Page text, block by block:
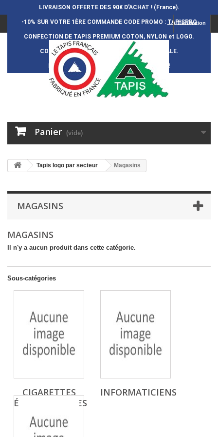
LIVRAISON OFFERTE DES 90€ D'ACHAT ! (France).
-10% SUR VOTRE 1ÈRE COMMANDECODE PROMO : TAPISPRO
CONFECTION DE TAPIS PREMIUM COTON, NYLON et LOGO.
CONFECTION FRANÇ AISE et 100% ARTISANALE.
DURÉE DE VIE DES TAPIS : 5 ANS ENVIRON !
Connexion
Panier (vide)
Tapis logo par secteur Magasins
MAGASINS
MAGASINS
Il n'y a aucun produit dans cette catégorie.
Sous-catégories
CIGARETTES
ÉLECTRONIQUES
INFORMATICIENS